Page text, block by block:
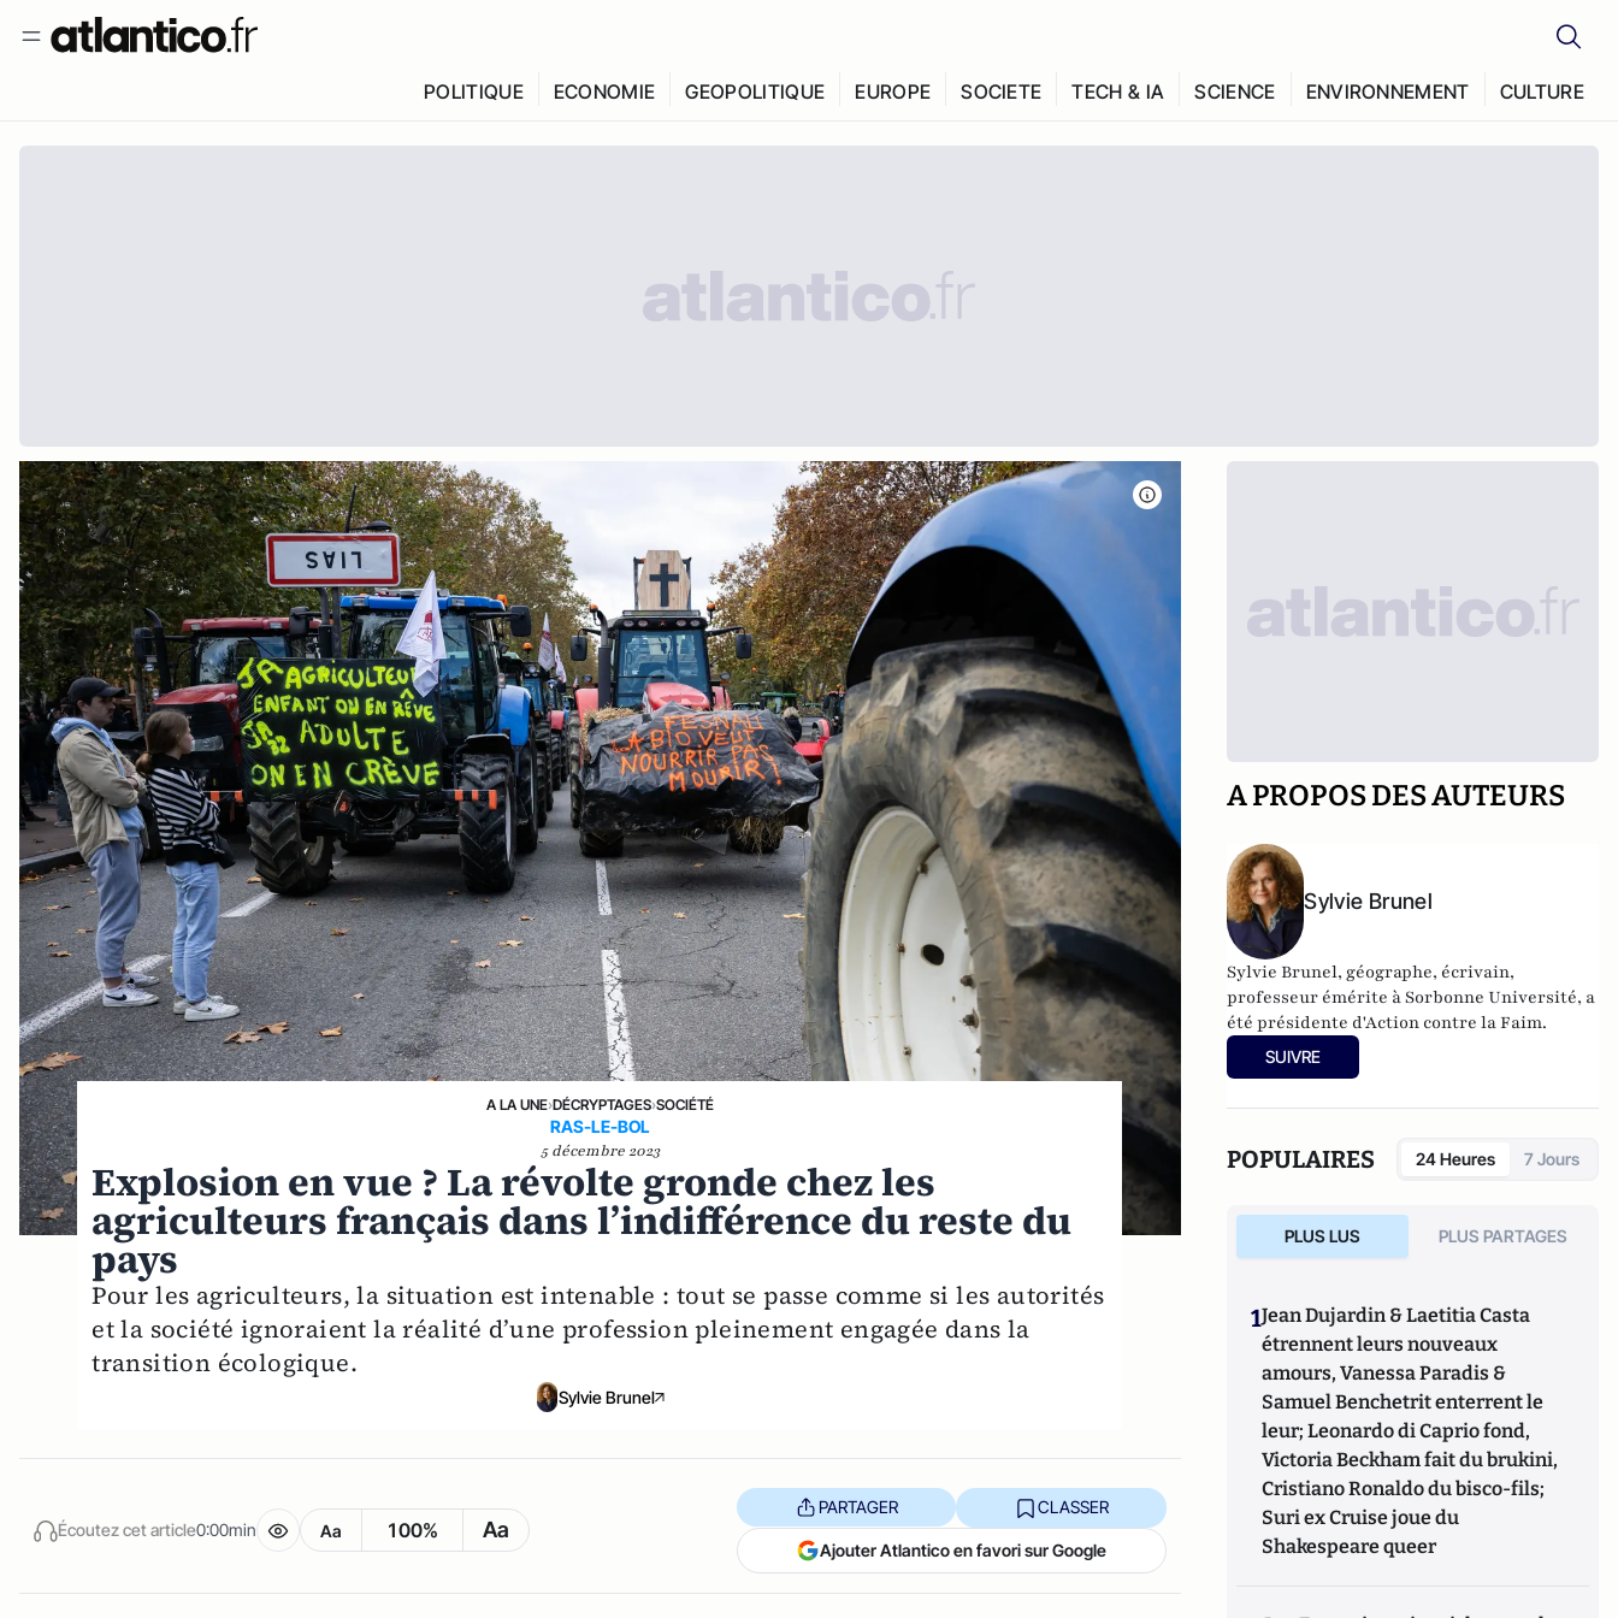
POLITIQUE ECONOMIE GEOPOLITIQUE EUROPE SOCIETE TECH & IA SCIENCE ENVIRONNEMENT CULTURE
A LA UNE›DÉCRYPTAGES›SOCIÉTÉ
RAS-LE-BOL
5 décembre 2023
Explosion en vue ? La révolte gronde chez les
agriculteurs français dans l’indifférence du reste du
pays
Pour les agriculteurs, la situation est intenable : tout se passe comme si les autorités
et la société ignoraient la réalité d’une profession pleinement engagée dans la
transition écologique.
Sylvie Brunel
Écoutez cet article0:00min Aa 100% Aa
PARTAGER CLASSER
Ajouter Atlantico en favori sur Google
A PROPOS DES AUTEURS
Sylvie Brunel
Sylvie Brunel, géographe, écrivain,
professeur émérite à Sorbonne Université, a
été présidente d'Action contre la Faim.
SUIVRE
POPULAIRES 24 Heures 7 Jours
PLUS LUS PLUS PARTAGES
1Jean Dujardin & Laetitia Casta
étrennent leurs nouveaux
amours, Vanessa Paradis &
Samuel Benchetrit enterrent le
leur; Leonardo di Caprio fond,
Victoria Beckham fait du brukini,
Cristiano Ronaldo du bisco-fils;
Suri ex Cruise joue du
Shakespeare queer